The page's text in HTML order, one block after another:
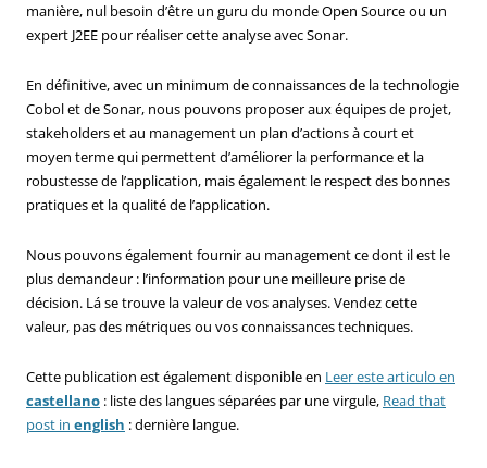
manière, nul besoin d’être un guru du monde Open Source ou un
expert J2EE pour réaliser cette analyse avec Sonar.
En définitive, avec un minimum de connaissances de la technologie
Cobol et de Sonar, nous pouvons proposer aux équipes de projet,
stakeholders et au management un plan d’actions à court et
moyen terme qui permettent d’améliorer la performance et la
robustesse de l’application, mais également le respect des bonnes
pratiques et la qualité de l’application.
Nous pouvons également fournir au management ce dont il est le
plus demandeur : l’information pour une meilleure prise de
décision. Lá se trouve la valeur de vos analyses. Vendez cette
valeur, pas des métriques ou vos connaissances techniques.
Cette publication est également disponible en Leer este articulo en
castellano : liste des langues séparées par une virgule, Read that
post in english : dernière langue.